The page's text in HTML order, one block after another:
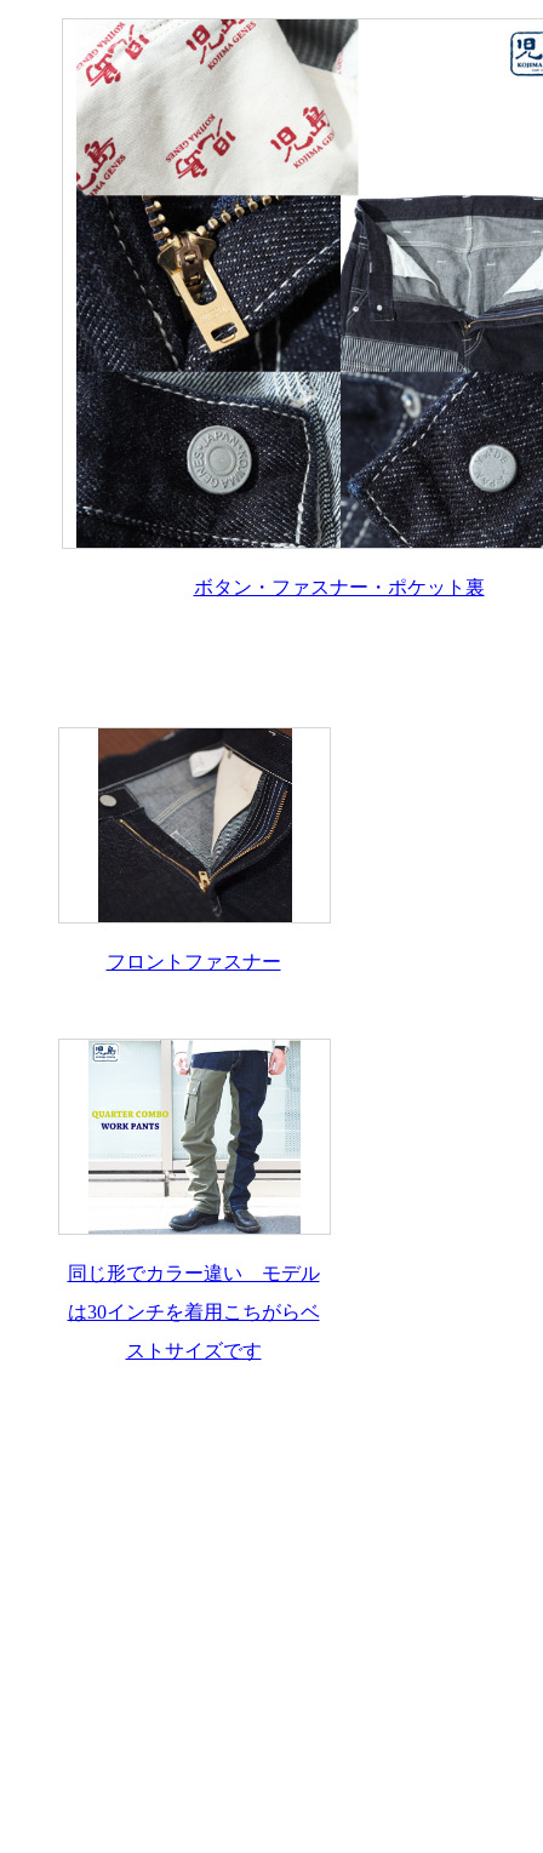
ボタン・ファスナー・ポケット裏
フロントファスナー
同じ形でカラー違い モデル
は30インチを着用こちがらベ
ストサイズです